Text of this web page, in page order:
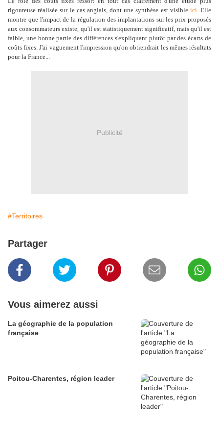
rigoureuse réalisée sur le cas anglais, dont une synthèse est visible ici. Elle
montre que l'impact de la régulation des implantations sur les prix proposés
aux consommateurs existe, qu'il est statistiquement significatif, mais qu'il est
faible, une bonne partie des différences s'expliquant plutôt par des écarts de
coûts fixes. J'ai vaguement l'impression qu'on obtiendrait les mêmes résultats
pour la France...
Publicité
#Territoires
Partager
Vous aimerez aussi
La géographie de la population
française
Poitou-Charentes, région leader